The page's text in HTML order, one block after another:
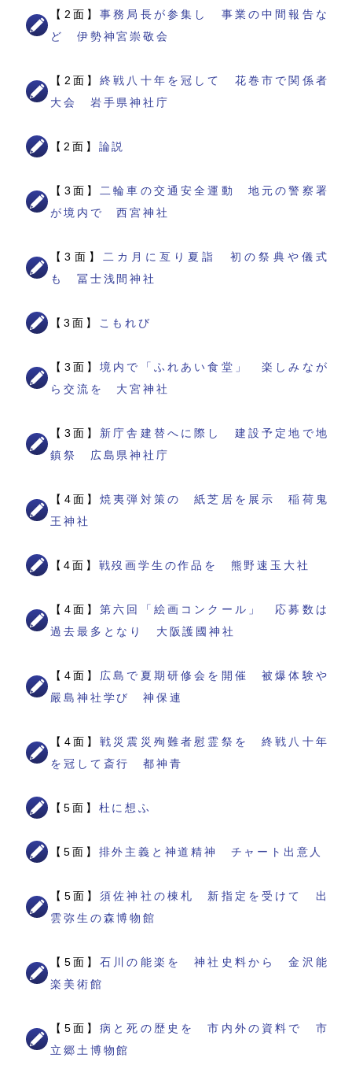
【2面】事務局長が参集し 事業の中間報告な
ど 伊勢神宮崇敬会
【2面】終戦八十年を冠して 花巻市で関係者
大会 岩手県神社庁
【2面】 論説
【3面】
二輪車の交通安全運動 地元の警察署
が境内で 西宮神社
【3面】
二カ月に亙り夏詣 初の祭典や儀式
も 冨士浅間神社
【3面】 こもれび
【3面】境内で「ふれあい食堂」 楽しみなが
ら交流を 大宮神社
【3面】 新庁舎建替へに際し 建設予定地で地
鎮祭 広島県神社庁
【4面】焼夷弾対策の 紙芝居を展示 稲荷鬼
王神社
【4面】 戦歿画学生の作品を 熊野速玉大社
【4面】第六回「絵画コンクール」 応募数は
過去最多となり 大阪護國神社
【4面】 広島で夏期研修会を開催 被爆体験や
嚴島神社学び 神保連
【4面】戦災震災殉難者慰霊祭を 終戦八十年
を冠して斎行 都神青
【5面】 杜に想ふ
【5面】 排外主義と神道精神 チャート出意人
【5面】須佐神社の棟札 新指定を受けて 出
雲弥生の森博物館
【5面】石川の能楽を 神社史料から 金沢能
楽美術館
【5面】病と死の歴史を 市内外の資料で 市
立郷土博物館